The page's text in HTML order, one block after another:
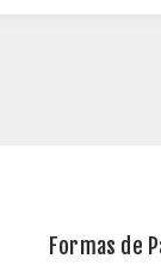
Formas de